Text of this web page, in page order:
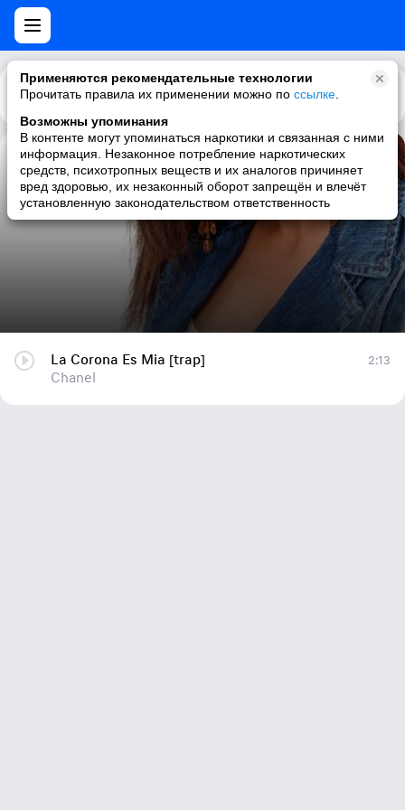
Применяются рекомендательные технологии
Прочитать правила их применении можно по ссылке
Возможны упоминания
В контенте могут упоминаться наркотики и связанная с ними
информация. Незаконное потребление наркотических
средств, психотропных веществ и их аналогов причиняет
вред здоровью, их незаконный оборот запрещён и влечёт
установленную законодательством ответственность
Каталог Рекомендации
La Corona Es Mia [trap]
Chanel
La Corona Es Mia [trap]
Chanel
2:13